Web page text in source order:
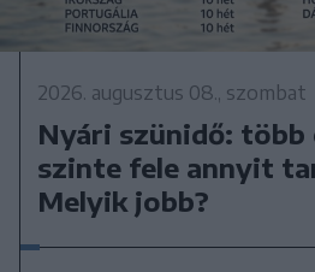
2026. augusztus 08., szombat
Nyári szünidő: több
szinte fele annyit
Melyik jobb?